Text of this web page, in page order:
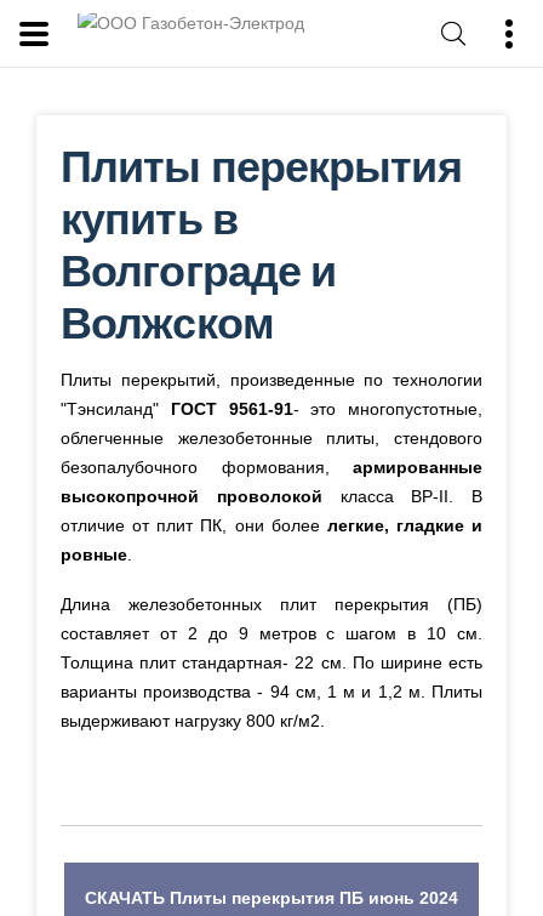
Плиты перекрытия
купить в
Волгограде и
Волжском
Плиты перекрытий, произведенные по технологии
"Тэнсиланд" ГОСТ 9561-91- это многопустотные,
облегченные железобетонные плиты,
стендового
безопалубочного формования, армированные
высокопрочной проволокой класса ВР-II. В
отличие от плит ПК, они более легкие, гладкие и
ровные
Длина железобетонных плит перекрытия (ПБ)
составляет от 2 до 9 метровс шагом в 10 см
Толщина плит стандартная- 22 см. По ширине есть
варианты производства - 94 см, 1 м и 1,2 м. Плиты
выдерживают нагрузку 800 кг/м2.
СКАЧАТЬ Плиты перекрытия ПБ июнь 2024